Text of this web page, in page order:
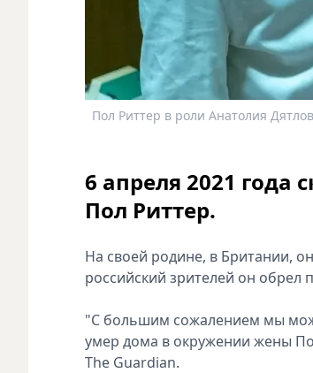
Пол Риттер в роли Анатолия
6 апреля 2021 года
Пол Риттер.
На своей родине, в Британии,
российский зрителей он обрел
"С большим сожалением мы
умер дома в окружении жены
The Guardian.